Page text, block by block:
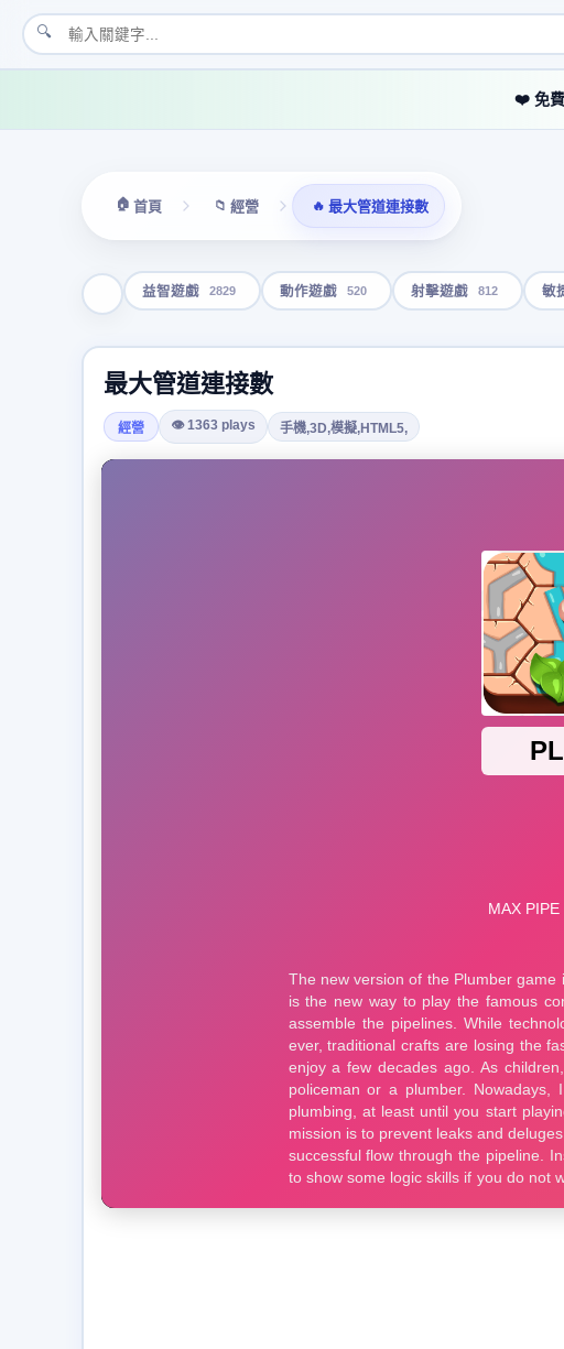
🔍
❤️ 免費
🏠 首頁 📁 經營 🔥 最大管道連接數
益智遊戲 2829 動作遊戲 520 射擊遊戲 812 敏
最大管道連接數
經營 👁 1363 plays 手機,3D,模擬,HTML5,